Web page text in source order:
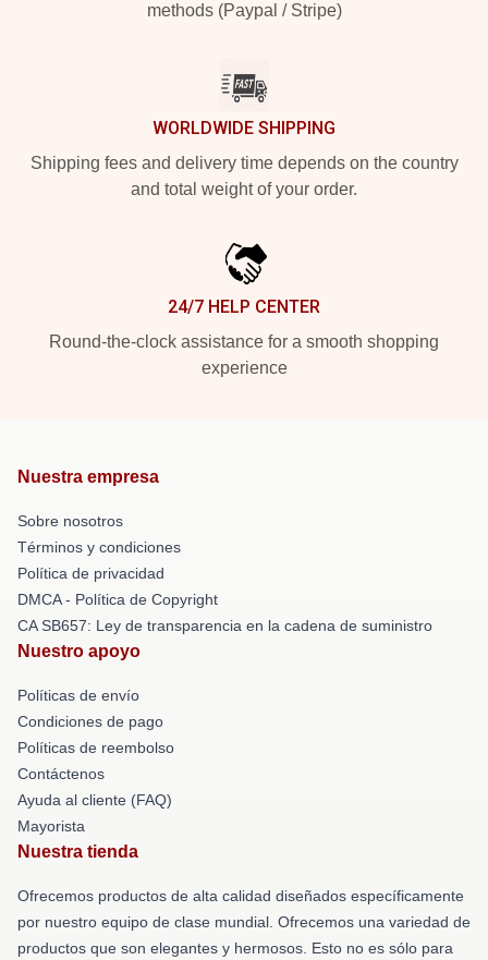
methods (Paypal / Stripe)
WORLDWIDE SHIPPING
Shipping fees and delivery time depends on the country
and total weight of your order.
24/7 HELP CENTER
Round-the-clock assistance for a smooth shopping
experience
Nuestra empresa
Sobre nosotros
Términos y condiciones
Política de privacidad
DMCA - Política de Copyright
CA SB657: Ley de transparencia en la cadena de suministro
Nuestro apoyo
Políticas de envío
Condiciones de pago
Políticas de reembolso
Contáctenos
Ayuda al cliente (FAQ)
Mayorista
Nuestra tienda
Ofrecemos productos de alta calidad diseñados específicamente
por nuestro equipo de clase mundial. Ofrecemos una variedad de
productos que son elegantes y hermosos. Esto no es sólo para